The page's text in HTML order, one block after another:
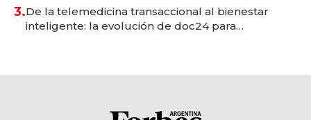
3.De la telemedicina transaccional al bienestar
inteligente: la evolución de doc24 para